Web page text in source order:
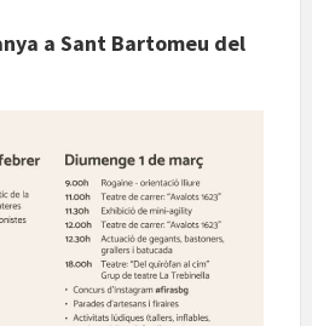
a Sant Bartomeu del